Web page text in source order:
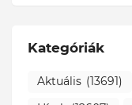
Kategóriák
Aktuális (13691)